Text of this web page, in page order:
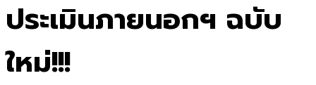
ประเมินภายนอกฯ ฉบับ
ใหม่!!!